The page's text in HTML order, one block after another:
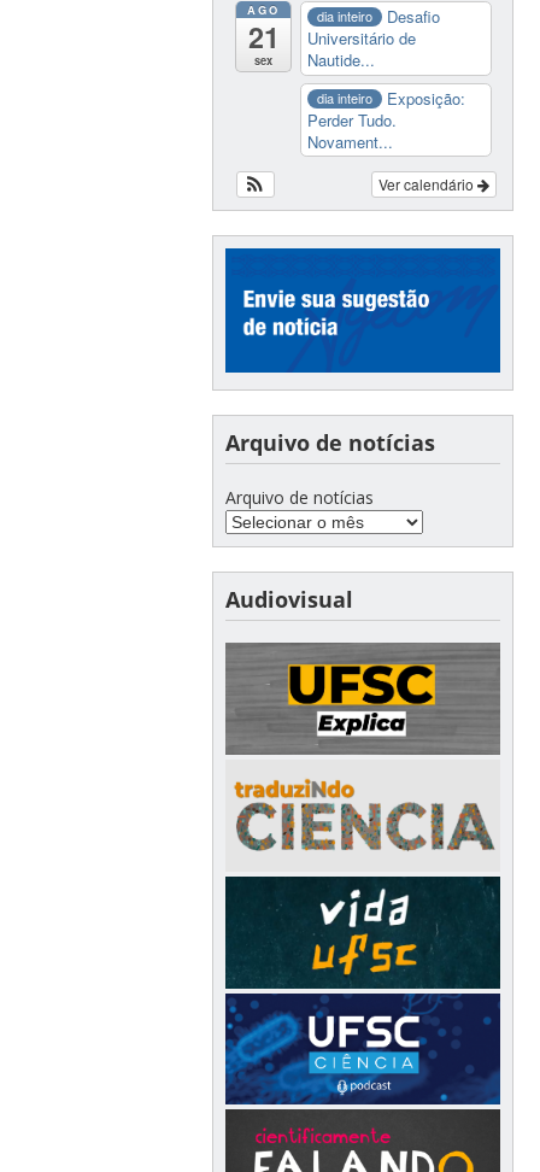
AGO
21
sex
dia inteiro
Desafio
Universitário de
Nautide...
dia inteiro
Exposição:
Perder Tudo.
Novament...
Ver calendário
Arquivo de notícias
Arquivo de notícias
Audiovisual